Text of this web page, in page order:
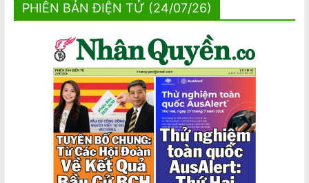
PHIÊN BẢN ĐIỆN TỬ (24/07/26)